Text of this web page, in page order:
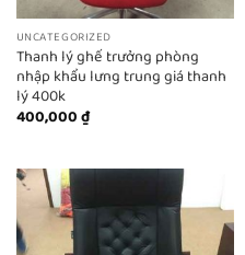
UNCATEGORIZED
Thanh lý ghế trưởng phòng
nhập khẩu lưng trung giá thanh
lý 400k
400,000₫